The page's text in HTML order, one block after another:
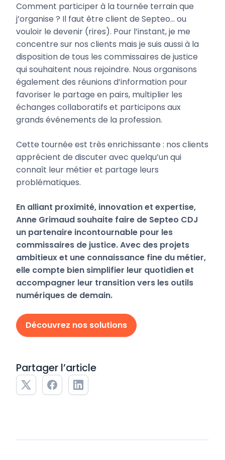
Partager l’article
Comment participer à la tournée terrain que
j’organise ? Il faut être client de Septeo… ou
vouloir le devenir (rires). Pour l’instant, je me
concentre sur nos clients mais je suis aussi à la
disposition de tous les commissaires de justice
qui souhaitent nous rejoindre. Nous organisons
également des réunions d’information pour
favoriser le partage en pairs, multiplier les
échanges collaboratifs et participons aux
grands événements de la profession.
Cette tournée est très enrichissante : nos clients
apprécient de discuter avec quelqu’un qui
connaît leur métier et partage leurs
problématiques.
En alliant proximité, innovation et expertise,
Anne Grimaud souhaite faire de Septeo CDJ
un partenaire incontournable pour les
commissaires de justice. Avec des projets
ambitieux et une connaissance fine du métier,
elle compte bien simplifier leur quotidien et
accompagner leur transition vers les outils
numériques de demain.
Découvrez nos solutions